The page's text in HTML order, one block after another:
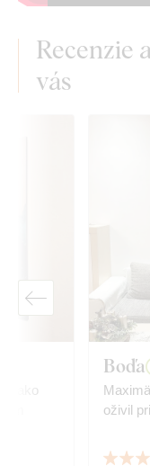
Recenzie
vás
ako
Boďa
oživil